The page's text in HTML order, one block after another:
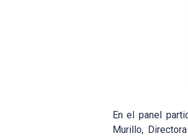
En el panel
Murillo,